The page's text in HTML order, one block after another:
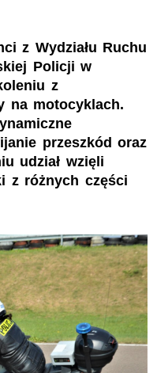
z Wydziału Ruchu
Policji w
z
na motocyklach.
przeszkód oraz
udział wzięli
z różnych części